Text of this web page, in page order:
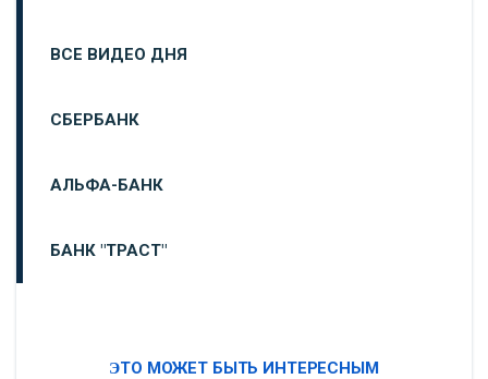
ВСЕ ВИДЕО ДНЯ
СБЕРБАНК
АЛЬФА-БАНК
БАНК "ТРАСТ"
ЭТО МОЖЕТ БЫТЬ ИНТЕРЕСНЫМ